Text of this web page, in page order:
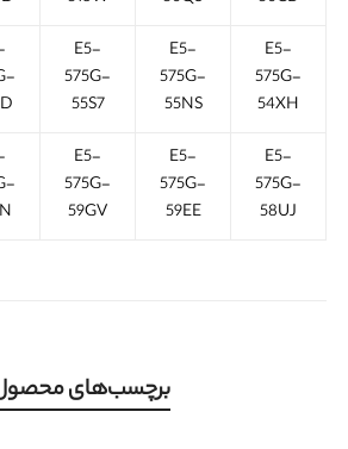
E5-
575G-
54XH
E5-
575G-
55NS
E5-
575G-
55S7
E5-
575G-
58UJ
E5-
575G-
59EE
E5-
575G-
59GV
برچسب‌های